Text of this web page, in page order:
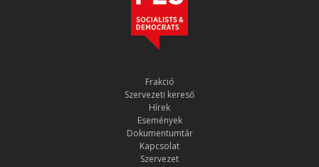
Frakció
Szervezeti kereső
Hírek
Események
Dokumentumtár
Kapcsolat
Szervezet